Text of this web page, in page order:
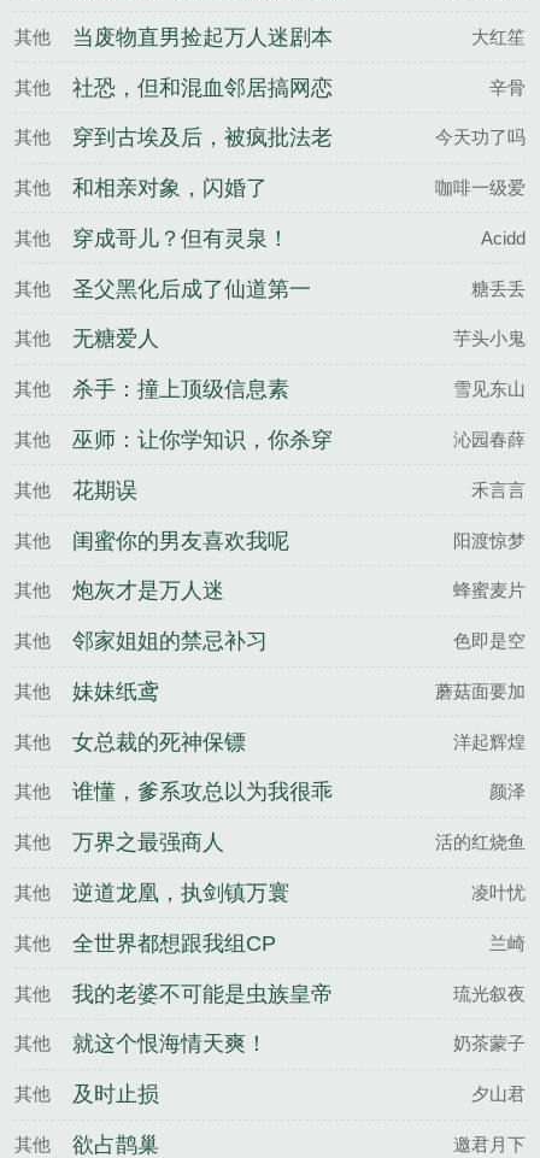
杯用的基利曼才不要成为大
不净者的飞机杯
其他 当废物直男捡起万人迷剧本 大红笙
其他 社恐，但和混血邻居搞网恋 辛骨
其他
穿到古埃及后，被疯批法老
侍奉
今天功了吗
其他 和相亲对象，闪婚了 咖啡一级爱
其他 穿成哥儿？但有灵泉！ Acidd
其他 圣父黑化后成了仙道第一 糖丢丢
其他 无糖爱人 芋头小鬼
其他 杀手：撞上顶级信息素 雪见东山
其他
巫师：让你学知识，你杀穿
万界？
沁园春薛
其他 花期误 禾言言
其他 闺蜜你的男友喜欢我呢 阳渡惊梦
其他 炮灰才是万人迷 蜂蜜麦片
其他 邻家姐姐的禁忌补习 色即是空
其他 妹妹纸鸢 蘑菇面要加
其他 女总裁的死神保镖 洋起辉煌
其他 谁懂，爹系攻总以为我很乖 颜泽
其他 万界之最强商人 活的红烧鱼
其他 逆道龙凰，执剑镇万寰 凌叶忧
其他 全世界都想跟我组CP 兰崎
其他
我的老婆不可能是虫族皇帝
陛下
琉光叙夜
其他 就这个恨海情天爽！ 奶茶蒙子
其他 及时止损 夕山君
其他 欲占鹊巢 邀君月下